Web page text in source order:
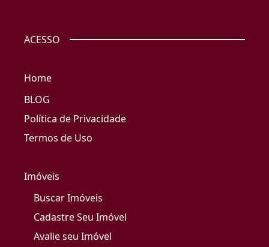
ACESSO
Home
BLOG
Política de Privacidade
Termos de Uso
Imóveis
Buscar Imóveis
Cadastre Seu Imóvel
Avalie seu Imóvel